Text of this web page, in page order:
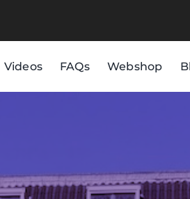
Videos FAQs Webshop